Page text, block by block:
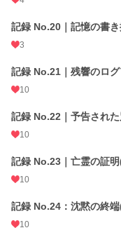
記録 No.20｜記憶の書
3
記録 No.21｜残響のロ
10
記録 No.22｜予告され
10
記録 No.23｜亡霊の証
10
記録 No.24：沈黙の終
10